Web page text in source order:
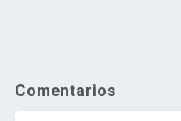
Comentarios